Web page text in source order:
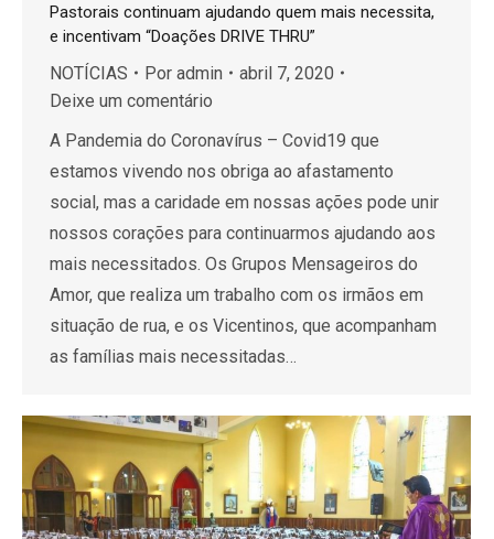
Pastorais continuam ajudando quem mais necessita,
e incentivam “Doações DRIVE THRU”
NOTÍCIAS Por admin
abril 7, 2020
Deixe um comentário
A Pandemia do Coronavírus – Covid19 que
estamos vivendo nos obriga ao afastamento
social, mas a caridade em nossas ações pode unir
nossos corações para continuarmos ajudando aos
mais necessitados. Os Grupos Mensageiros do
Amor, que realiza um trabalho com os irmãos em
situação de rua, e os Vicentinos, que acompanham
as famílias mais necessitadas…